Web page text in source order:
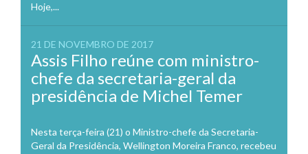
Hoje,...
21 DE NOVEMBRO DE 2017
Assis Filho reúne com ministro-
chefe da secretaria-geral da
presidência de Michel Temer
Nesta terça-feira (21) o Ministro-chefe da Secretaria-
Geral da Presidência, Wellington Moreira Franco, recebeu